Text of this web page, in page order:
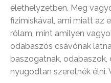
élethelyzetben. Meg
fizimiskával, ami miatt az
rólam, mint amilyen
odabaszós csávónak
baszogatnak, odabaszok,
nyugodtan szeretnék élni.